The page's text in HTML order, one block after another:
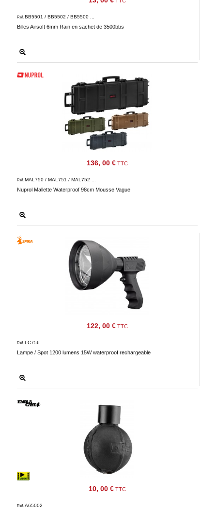
Billes Airsoft 6mm Rain en sachet de 3500bbs
Réf. BB5501 / BB5502 / BB5500 ...
136, 00 € TTC
Nuprol Mallette Waterproof 98cm Mousse Vague
Réf. MAL750 / MAL751 / MAL752 ...
122, 00 € TTC
Lampe / Spot 1200 lumens 15W waterproof rechargeable
Réf. LC756
10, 00 € TTC
Réf. A65002